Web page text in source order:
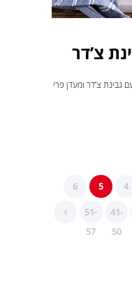
צ’דר
גבינת צ’דר ומעדן פרי
4
5
6
41-
50
51-
57